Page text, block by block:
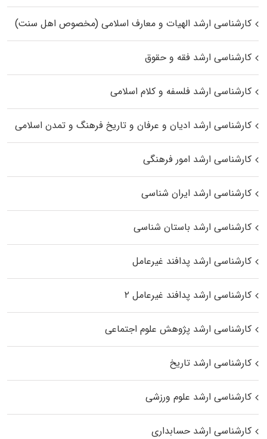
کارشناسی ارشد الهیات و معارف اسلامی (مخصوص اهل سنت)
کارشناسی ارشد فقه و حقوق
کارشناسی ارشد فلسفه و کلام اسلامی
کارشناسی ارشد ادیان و عرفان و تاریخ فرهنگ و تمدن اسلامی
کارشناسی ارشد امور فرهنگی
کارشناسی ارشد ایران شناسی
کارشناسی ارشد باستان شناسی
کارشناسی ارشد پدافند غیرعامل
کارشناسی ارشد پدافند غیرعامل ۲
کارشناسی ارشد پژوهش علوم اجتماعی
کارشناسی ارشد تاریخ
کارشناسی ارشد علوم ورزشی
کارشناسی ارشد حسابداری